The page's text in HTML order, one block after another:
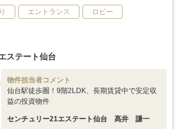
エントランス ロビー
ステート仙台
物件担当者コメント
仙台駅徒歩圏！9階2LDK、長期賃貸中で安定収
益の投資物件
センチュリー21エステート仙台 髙井 謙一